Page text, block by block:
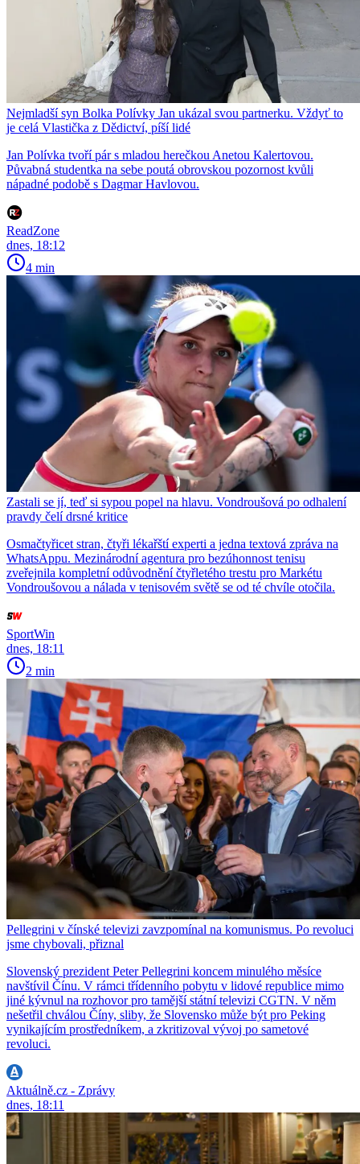
Nejmladší syn Bolka Polívky Jan ukázal svou partnerku. Vždyť to
je celá Vlastička z Dědictví, píší lidé
Jan Polívka tvoří pár s mladou herečkou Anetou Kalertovou.
Půvabná studentka na sebe poutá obrovskou pozornost kvůli
nápadné podobě s Dagmar Havlovou.
ReadZone
dnes, 18:12
4 min
Zastali se jí, teď si sypou popel na hlavu. Vondroušová po odhalení
pravdy čelí drsné kritice
Osmačtyřicet stran, čtyři lékařští experti a jedna textová zpráva na
WhatsAppu. Mezinárodní agentura pro bezúhonnost tenisu
zveřejnila kompletní odůvodnění čtyřletého trestu pro Markétu
Vondroušovou a nálada v tenisovém světě se od té chvíle otočila.
SportWin
dnes, 18:11
2 min
Pellegrini v čínské televizi zavzpomínal na komunismus. Po revoluci
jsme chybovali, přiznal
Slovenský prezident Peter Pellegrini koncem minulého měsíce
navštívil Čínu. V rámci třídenního pobytu v lidové republice mimo
jiné kývnul na rozhovor pro tamější státní televizi CGTN. V něm
nešetřil chválou Číny, sliby, že Slovensko může být pro Peking
vynikajícím prostředníkem, a zkritizoval vývoj po sametové
revoluci.
Aktuálně.cz - Zprávy
dnes, 18:11